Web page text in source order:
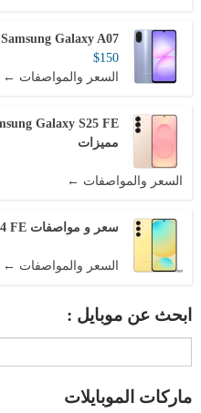
Samsung Galaxy A07 سعر و مواصفات / عيوب و مميزات
$150
السعر والمواصفات ←
مميزات
السعر والمواصفات ←
سعر و مواصفات Samsung Galaxy S24 FE
السعر والمواصفات ←
ابحث عن موبايل :
ماركات الموبايلات